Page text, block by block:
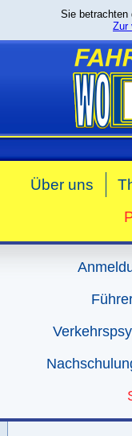
Sie betrachten
Zur
Über uns